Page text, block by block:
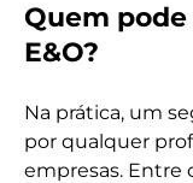
Quem
E&O?
Na prática, um
por qualquer
empresas. Entre